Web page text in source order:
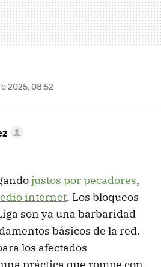
2025, 08:52
justos por pecadores,
internet. Los bloqueos
son ya una barbaridad
básicos de la red.
los afectados